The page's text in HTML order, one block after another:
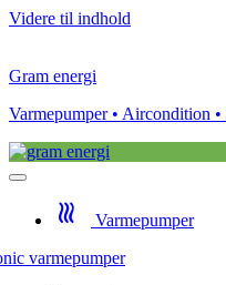
Videre til indhold
Gram energi
Varmepumper • Aircondition
heat
Varmepumper
varmepumper